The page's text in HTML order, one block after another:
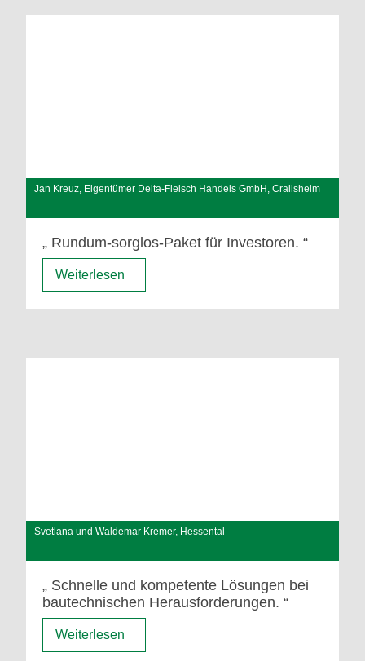
Jan Kreuz, Eigentümer Delta-Fleisch Handels GmbH, Crailsheim
Rundum-sorglos-Paket für Investoren.
Weiterlesen
Svetlana und Waldemar Kremer, Hessental
Schnelle und kompetente Lösungen bei
bautechnischen Herausforderungen.
Weiterlesen